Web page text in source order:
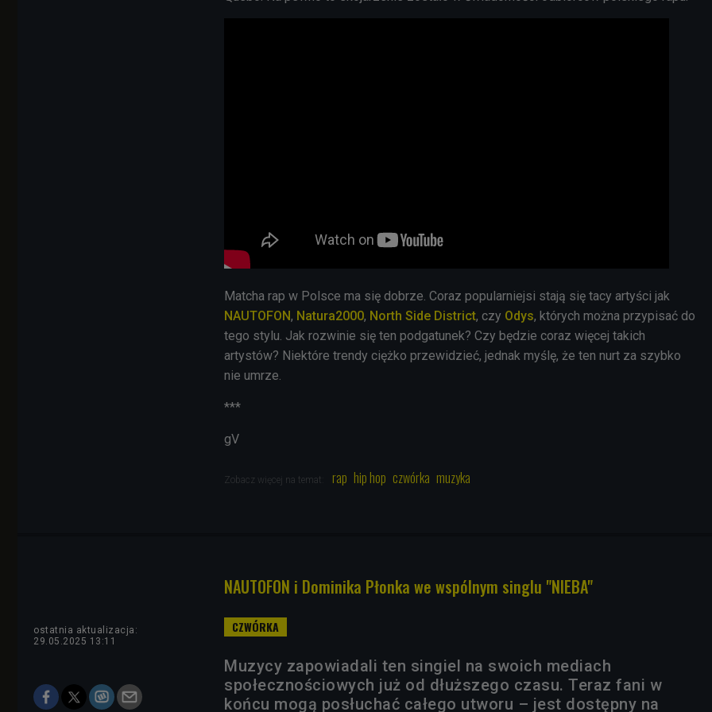
Matcha rap w Polsce ma się dobrze. Coraz popularniejsi stają się tacy artyści jak
NAUTOFON, Natura2000, North Side District, czy Odys, których można przypisać do
tego stylu. Jak rozwinie się ten podgatunek? Czy będzie coraz więcej takich
artystów? Niektóre trendy ciężko przewidzieć, jednak myślę, że ten nurt za szybko
nie umrze.
***
gV
Zobacz więcej na temat: rap hip hop czwórka muzyka
NAUTOFON i Dominika Płonka we wspólnym singlu "NIEBA"
ostatnia aktualizacja:
29.05.2025 13:11
Muzycy zapowiadali ten singiel na swoich mediach
społecznościowych już od dłuższego czasu. Teraz fani w
końcu mogą posłuchać całego utworu – jest dostępny na